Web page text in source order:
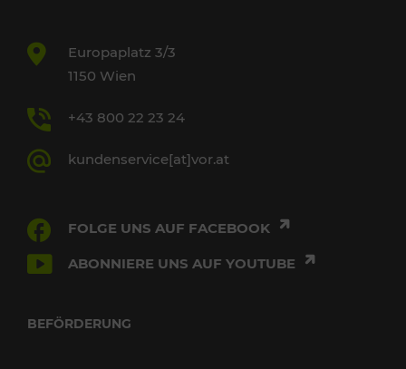
Europaplatz 3/3
1150 Wien
+43 800 22 23 24
kundenservice[at]vor.at
FOLGE UNS AUF FACEBOOK
ABONNIERE UNS AUF YOUTUBE
BEFÖRDERUNG